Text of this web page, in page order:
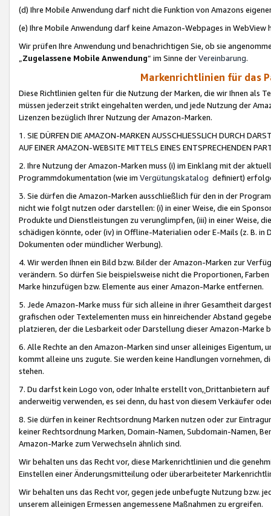
(d) Ihre Mobile Anwendung darf nicht die Funktion von Amazons
(e) Ihre Mobile Anwendung darf keine Amazon-Webpages in WebView
Wir prüfen Ihre Anwendung und benachrichtigen Sie, ob sie
„Zugelassene Mobile Anwendung“ im Sinne derVereinbarung.
Markenrichtlinien für das
Diese Richtlinien gelten für die Nutzung der Marken, die wir Ihnen als
müssen jederzeit strikt eingehalten werden, und jede Nutzung der
Lizenzen bezüglich Ihrer Nutzung der Amazon-Marken.
1. SIE DÜRFEN DIE AMAZON-MARKEN AUSSCHLIESSLICH DURCH
AUF EINER AMAZON-WEBSITE MITTELS EINES ENTSPRECHENDEN
2. Ihre Nutzung der Amazon-Marken muss (i) im Einklang mit der
Programmdokumentation (wie im Vergütungskatalog definiert)
3. Sie dürfen die Amazon-Marken ausschließlich für den in der
nicht wie folgt nutzen oder darstellen: (i) in einer Weise, die ein
Produkte und Dienstleistungen zu verunglimpfen, (iii) in einer Weise,
schädigen könnte, oder (iv) in Offline-Materialien oder E-Mails (z. B. in
Dokumenten oder mündlicher Werbung).
4. Wir werden Ihnen ein Bild bzw. Bilder der Amazon-Marken zur
verändern. So dürfen Sie beispielsweise nicht die Proportionen,
Marke hinzufügen bzw. Elemente aus einer Amazon-Marke entfernen.
5. Jede Amazon-Marke muss für sich alleine in ihrer Gesamtheit
grafischen oder Textelementen muss ein hinreichender Abstand
platzieren, der die Lesbarkeit oder Darstellung dieser Amazon-Marke
6. Alle Rechte an den Amazon-Marken sind unser alleiniges
kommt alleine uns zugute. Sie werden keine Handlungen vornehmen,
stehen.
7. Du darfst kein Logo von, oder Inhalte erstellt von,Drittanbietern auf
anderweitig verwenden, es sei denn, du hast von diesem Verkäufer
8. Sie dürfen in keiner Rechtsordnung Marken nutzen oder zur
keiner Rechtsordnung Marken, Domain-Namen, Subdomain-Namen,
Amazon-Marke zum Verwechseln ähnlich sind.
Wir behalten uns das Recht vor, diese Markenrichtlinien und die
Einstellen einer Änderungsmitteilung oder überarbeiteter
Wir behalten uns das Recht vor, gegen jede unbefugte Nutzung bzw.
unserem alleinigen Ermessen angemessene Maßnahmen zu ergreifen.